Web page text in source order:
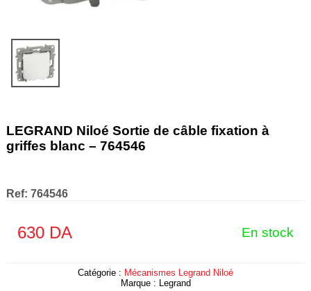
LEGRAND Niloé Sortie de câble fixation à
griffes blanc – 764546
Ref: 764546
630DA En stock
Catégorie : Mécanismes Legrand Niloé
Marque : Legrand